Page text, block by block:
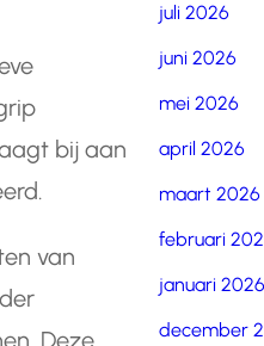
bij aan
van
Deze
juli 2026
juni 2026
mei 2026
april 2026
maart 2026
februari
januari
december